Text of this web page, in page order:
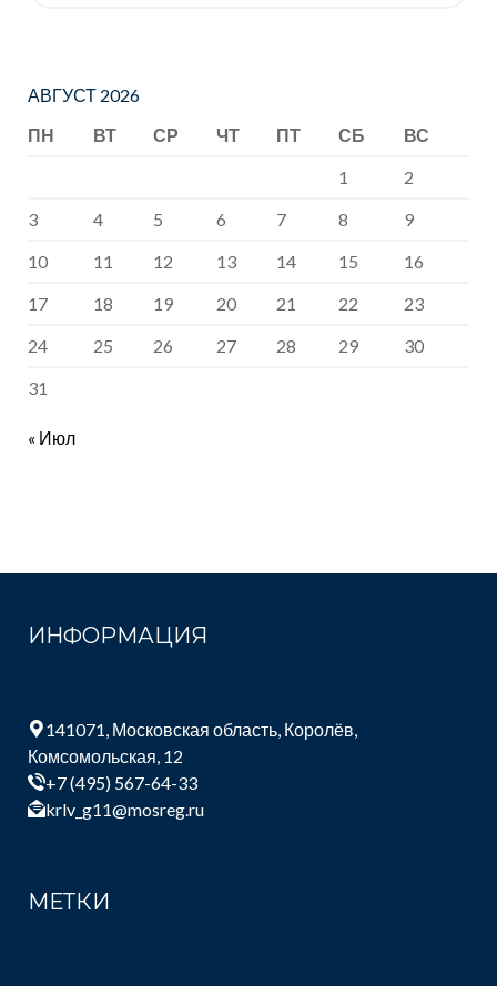
АВГУСТ 2026
ПН
ВТ СР ЧТ ПТ СБ
ВС
1
2
3
4 5 6 7 8
9
10
11 12 13 14 15
16
17
18 19 20 21 22
23
24
25 26 27 28 29
30
31
« Июл
ИНФОРМАЦИЯ
141071, Московская область, Королёв,
Комсомольская, 12
+7 (495) 567-64-33
krlv_g11@mosreg.ru
МЕТКИ